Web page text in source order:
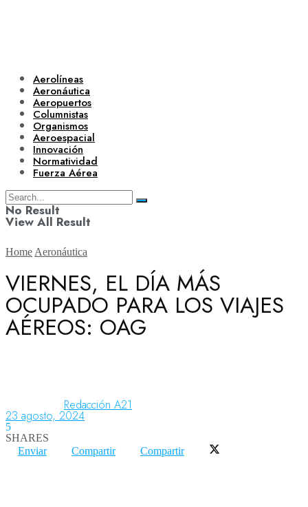
Aerolíneas
Aeronáutica
Aeropuertos
Columnistas
Organismos
Aeroespacial
Innovación
Normatividad
Fuerza Aérea
No Result
View All Result
Aerolíneas
Aeropuertos
Columnistas
Home Aeronáutica
VIERNES, EL DÍA MÁS
OCUPADO PARA LOS VIAJES
AÉREOS: OAG
Redacción A21
23 agosto, 2024
5
SHARES
Enviar
Compartir Compartir